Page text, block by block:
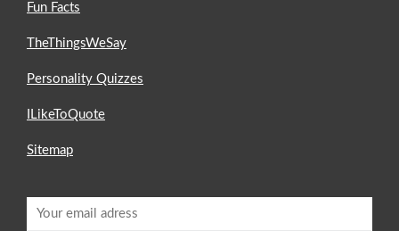
Fun Facts
TheThingsWeSay
Personality Quizzes
ILikeToQuote
Sitemap